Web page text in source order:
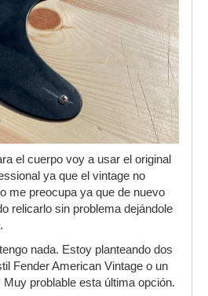
el cuerpo voy a usar el original
ya que el vintage no
me preocupa ya que de nuevo
relicarlo sin problema dejándole
nada. Estoy planteando dos
Fender American Vintage o un
problable esta última opción.